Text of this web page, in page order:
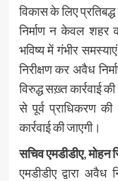
विकास के लिए
निर्माण न केवल शहर
भविष्य में गंभीर
निरीक्षण कर अवैध
विरुद्ध सख़्त कार्रवाई
से पूर्व प्राधिकरण
कार्रवाई की जाएगी।
सचिव एमडीडीए, मोहन
एमडीडीए द्वारा अवैध